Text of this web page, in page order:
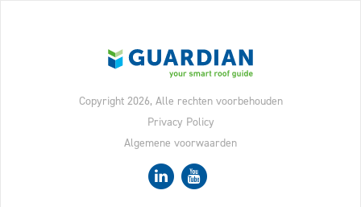
Copyright 2026, Alle rechten voorbehouden
Privacy Policy
Algemene voorwaarden